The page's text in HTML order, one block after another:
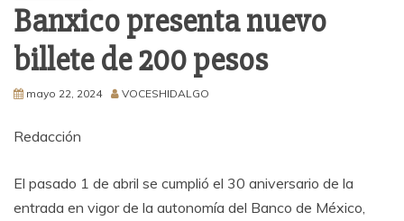
Banxico presenta nuevo
billete de 200 pesos
mayo 22, 2024 VOCESHIDALGO
Redacción
El pasado 1 de abril se cumplió el 30 aniversario de la
entrada en vigor de la autonomía del Banco de México,